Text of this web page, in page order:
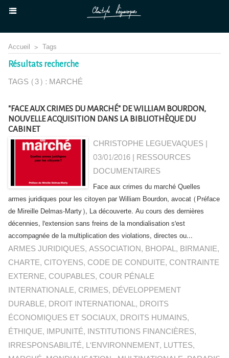
Accueil > Tags
Résultats recherche
TAGS (3) : MARCHÉ
"FACE AUX CRIMES DU MARCHÉ" DE WILLIAM BOURDON,
NOUVELLE ACQUISITION DANS LA BIBLIOTHÈQUE DU
CABINET
CHRISTOPHE LEGUEVAQUES |
03/01/2016| RESSOURCES
DOCUMENTAIRES
Face aux crimes du marché Quelles
armes juridiques pour les citoyen par William Bourdon, avocat (Préface
de Mireille Delmas-Marty), La découverte. Au cours des dernières
décennies, l'extension sans freins de la mondialisation s'est
accompagnée de la multiplication des violations, directes ou...
ARMES JURIDIQUES,ASSOCIATION, BHOPAL, BIRMANIE,
CHARTE, CITOYENS, CODE DE CONDUITE, CONTRAINTE
EXTERNE, COUPABLES, COUR PÉNALE
INTERNATIONALE, CRIMES, DÉVELOPPEMENT
DURABLE, DROIT INTERNATIONAL, DROITS
ÉCONOMIQUES ET SOCIAUX, DROITS HUMAINS,
ÉTHIQUE, IMPUNITÉ, INSTITUTIONS FINANCIÈRES,
IRRESPONSABILITÉ, L'ENVIRONNEMENT, LUTTES,